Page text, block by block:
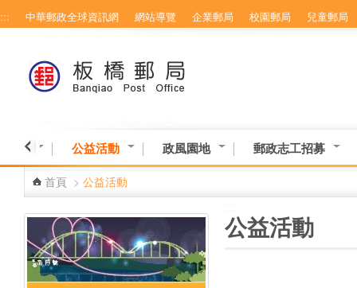
跳到主要內容區塊
::: 中華郵政全球資訊網 網站導覽 企業郵局 校園郵局 兒童郵局
交流 公益活動 政風園地 郵政志工招募
首頁 > 公益活動
公益活動